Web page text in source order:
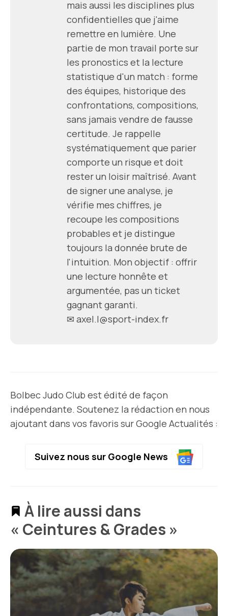
mais aussi les disciplines plus
confidentielles que j'aime
remettre en lumière. Une
partie de mon travail porte sur
les pronostics et la lecture
statistique d'un match : forme
des équipes, historique des
confrontations, compositions,
sans jamais vendre de fausse
certitude. Je rappelle
systématiquement que parier
comporte un risque et doit
rester un loisir maîtrisé. Avant
de signer une analyse, je
vérifie mes chiffres, je
recoupe les compositions
probables et je distingue
toujours la donnée brute de
l'intuition. Mon objectif : offrir
une lecture honnête et
argumentée, pas un ticket
gagnant garanti.
✉ axel.l@sport-index.fr
Bolbec Judo Club est édité de façon
indépendante. Soutenez la rédaction en nous
ajoutant dans vos favoris sur Google Actualités :
Suivez nous sur Google News
À lire aussi dans
« Ceintures & Grades »